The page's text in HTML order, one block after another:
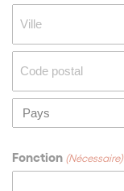
Adresse
Ville
Code
postal
Fonction (Nécessaire)